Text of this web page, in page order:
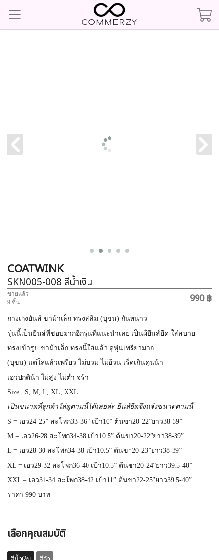
COATWINK
SKN005-008 สีน้ำเงิน
990 ฿
ขายแล้ว
9 ชิ้น
กางเกงยันส์ ขาม้าเล็ก ทรงสลิม (บุขน) กันหนาว
รุ่นนี้เป็นยีนส์ที่ชอบมากอีกรุ่นที่แนะนำเลย เป็นผ้่ยีนส์ยืด ใส่สบาย
ทรงเข้ารูป ขาม้าเล็ก ทรงนี้ใส่แล้ว ดูหุ่นเพรียวมาก
(บุขน) แต่ใส่แล้วเพรียว ไม่บวม ไม่อ้วน เริ่ดเกินคุนน้า
เอวปกติน้า ไม่สูง ไม่ต่ำ จร้า
Size : S, M, L, XL, XXL
เป็นขนาดที่ลูกค้าใส่ดูตามนี้ได้เลยค่ะ ยีนส์ยืดจึงแจ้งขนาดตามนี้
S = เอว24-25” สะโพก33-36” เป้า10” ต้นขา20-22”ยาว38-39”
M = เอว26-28 สะโพก34-38 เป้า10.5” ต้นขา20-22”ยาว38-39”
L = เอว28-30 สะโพก34-38 เป้า10.5” ต้นขา20-23”ยาว38-39”
XL = เอว29-32 สะโพก36-40 เป้า10.5” ต้นขา20-24”ยาว39.5-40”
XXL = เอว31-34 สะโพก38-42 เป้า11” ต้นขา22-25”ยาว39.5-40”
ราคา 990 บาท
เลือกคุณสมบัติ